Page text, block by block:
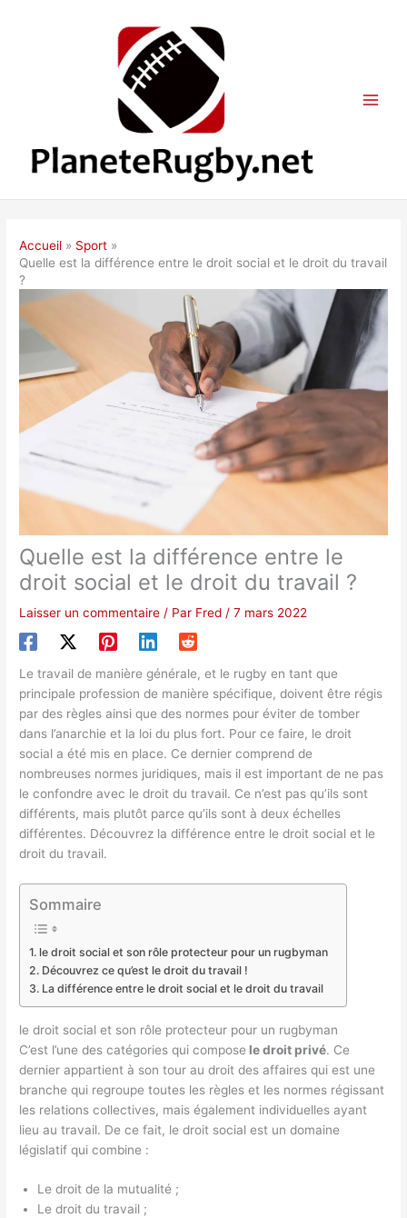
Accueil
Sport
Quelle est la différence entre le droit social et le droit du travail
?
Quelle est la différence entre le
droit social et le droit du travail ?
Laisser un commentaire / Par Fred /7 mars 2022
Le travail de manière générale, et le rugby en tant que
principale profession de manière spécifique, doivent être régis
par des règles ainsi que des normes pour éviter de tomber
dans l’anarchie et la loi du plus fort. Pour ce faire, le droit
social a été mis en place. Ce dernier comprend de
nombreuses normes juridiques, mais il est important de ne pas
le confondre avec le droit du travail. Ce n’est pas qu’ils sont
différents, mais plutôt parce qu’ils sont à deux échelles
différentes. Découvrez la différence entre le droit social et le
droit du travail.
Sommaire
le droit social et son rôle protecteur pour un rugbyman
Découvrez ce qu’est le droit du travail !
La différence entre le droit social et le droit du travail
le droit social et son rôle protecteur pour un rugbyman
C’est l’une des catégories qui compose le droit privé. Ce
dernier appartient à son tour au droit des affaires qui est une
branche qui regroupe toutes les règles et les normes régissant
les relations collectives, mais également individuelles ayant
lieu au travail. De ce fait, le droit social est un domaine
législatif qui combine :
Le droit de la mutualité ;
Le droit du travail ;